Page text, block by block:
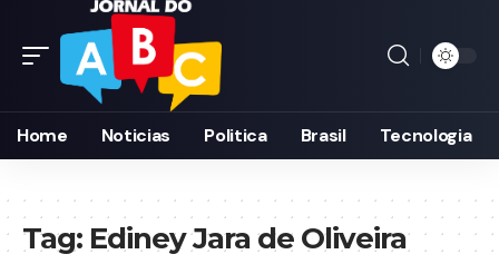
Home Noticias Politica Brasil Tecnologia
Tag: Ediney Jara de Oliveira